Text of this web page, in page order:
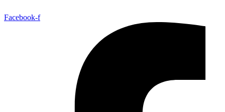
Facebook-f